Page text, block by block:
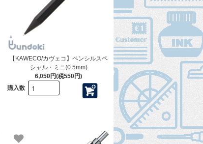
【KAWECO/カヴェコ】ペンシルスペ
シャル・ミニ(0.5mm)
6,050円(税550円)
購入数